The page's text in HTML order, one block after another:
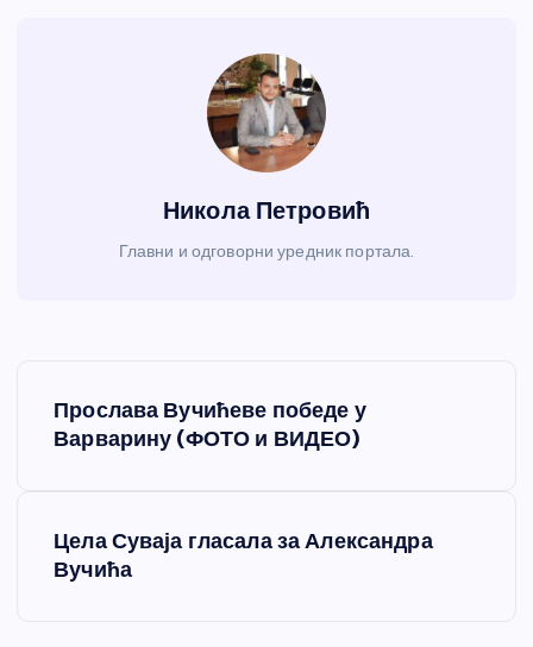
Никола Петровић
Главни и одговорни уредник портала.
Прослава Вучићеве победе у
Варварину (ФОТО и ВИДЕО)
Цела Суваја гласала за Александра
Вучића